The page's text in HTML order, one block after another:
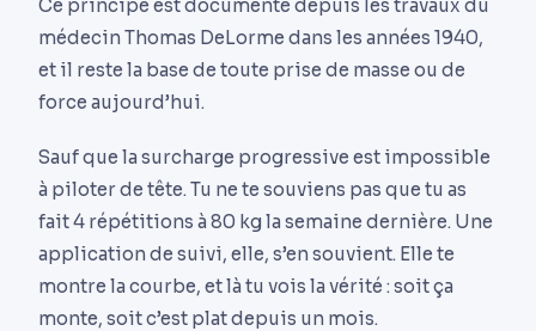
Ce principe est documenté depuis les travaux du
médecin Thomas DeLorme dans les années 1940,
et il reste la base de toute prise de masse ou de
force aujourd’hui.
Sauf que la surcharge progressive est impossible
à piloter de tête. Tu ne te souviens pas que tu as
fait 4 répétitions à 80 kg la semaine dernière. Une
application de suivi, elle, s’en souvient. Elle te
montre la courbe, et là tu vois la vérité : soit ça
monte, soit c’est plat depuis un mois.